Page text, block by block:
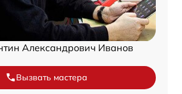
Александрович Иванов
Вызвать мастера